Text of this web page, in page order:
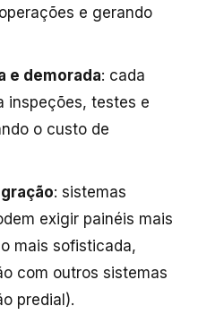
e gerando
e demorada: cada
inspeções, testes e
o custo de
: sistemas
exigir painéis mais
mais sofisticada,
com outros sistemas
predial).